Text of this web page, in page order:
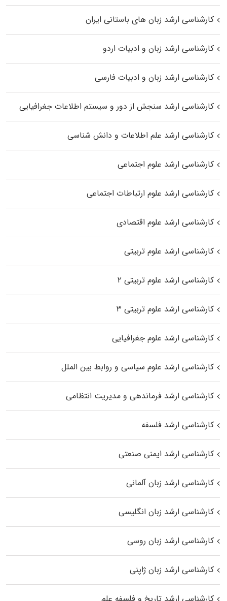
کارشناسی ارشد زبان‌ های باستانی ایران
کارشناسی ارشد زبان و ادبیات اردو
کارشناسی ارشد زبان و ادبیات فارسی
کارشناسی ارشد سنجش از دور و سیستم اطلاعات جغرافیایی
کارشناسی ارشد علم اطلاعات و دانش شناسی
کارشناسی ارشد علوم اجتماعی
کارشناسی ارشد علوم ارتباطات اجتماعی
کارشناسی ارشد علوم اقتصادی
کارشناسی ارشد علوم تربیتی
کارشناسی ارشد علوم تربیتی ۲
کارشناسی ارشد علوم تربیتی ۳
کارشناسی ارشد علوم جغرافیایی
کارشناسی ارشد علوم سیاسی و روابط بین الملل
کارشناسی ارشد فرماندهی و مدیریت انتظامی
کارشناسی ارشد فلسفه
کارشناسی ارشد ایمنی صنعتی
کارشناسی ارشد زبان آلمانی
کارشناسی ارشد زبان انگلیسی
کارشناسی ارشد زبان روسی
کارشناسی ارشد زبان ژاپنی